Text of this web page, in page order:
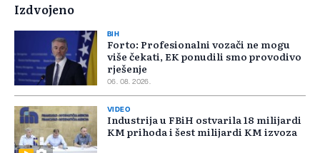
Izdvojeno
BIH
Forto: Profesionalni vozači ne mogu
više čekati, EK ponudili smo provodivo
rješenje
06. 08. 2026.
VIDEO
Industrija u FBiH ostvarila 18 milijardi
KM prihoda i šest milijardi KM izvoza